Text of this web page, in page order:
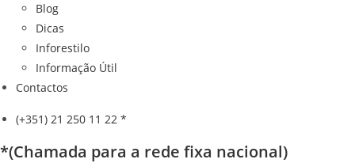
Blog
Dicas
Inforestilo
Informação Útil
Contactos
(+351) 21 250 11 22 *
*(Chamada para a rede fixa nacional)